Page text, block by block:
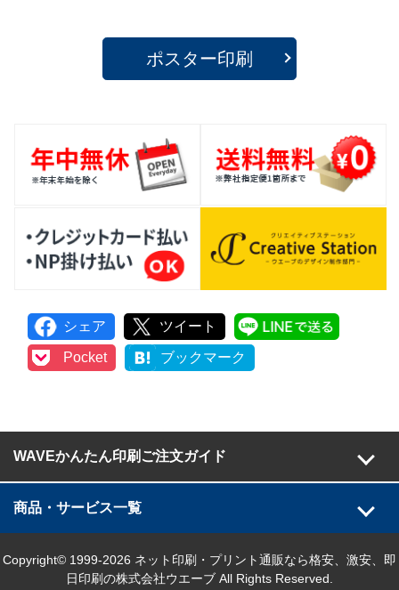
ポスター印刷
シェア ツイート
Pocket ブックマーク
WAVEかんたん印刷ご注文ガイド
商品・サービス一覧
Copyright© 1999-2026 ネット印刷・プリント通販なら格安、激安、即
日印刷の株式会社ウエーブ All Rights Reserved.